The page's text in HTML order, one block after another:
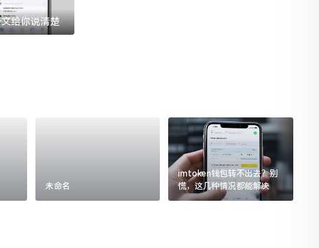
给你说清楚
未命名
imtoken钱包转不出去？别
慌，这几种情况都能解决